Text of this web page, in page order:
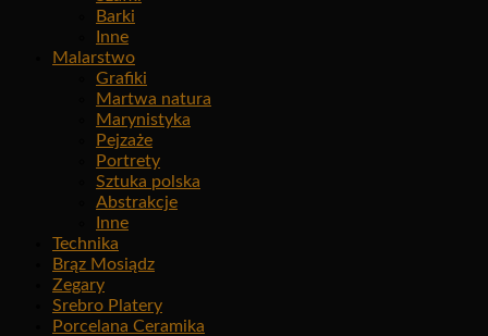
Barki
Inne
Malarstwo
Grafiki
Martwa natura
Marynistyka
Pejzaże
Portrety
Sztuka polska
Abstrakcje
Inne
Technika
Brąz Mosiądz
Zegary
Srebro Platery
Porcelana Ceramika